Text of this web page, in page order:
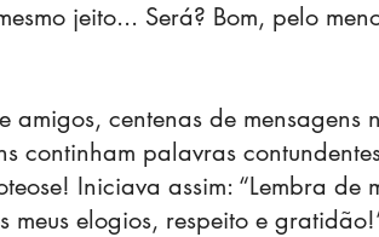
jeito... Será? Bom, pelo
amigos, centenas de
continham palavras
Iniciava assim: “Lembra de
elogios, respeito e